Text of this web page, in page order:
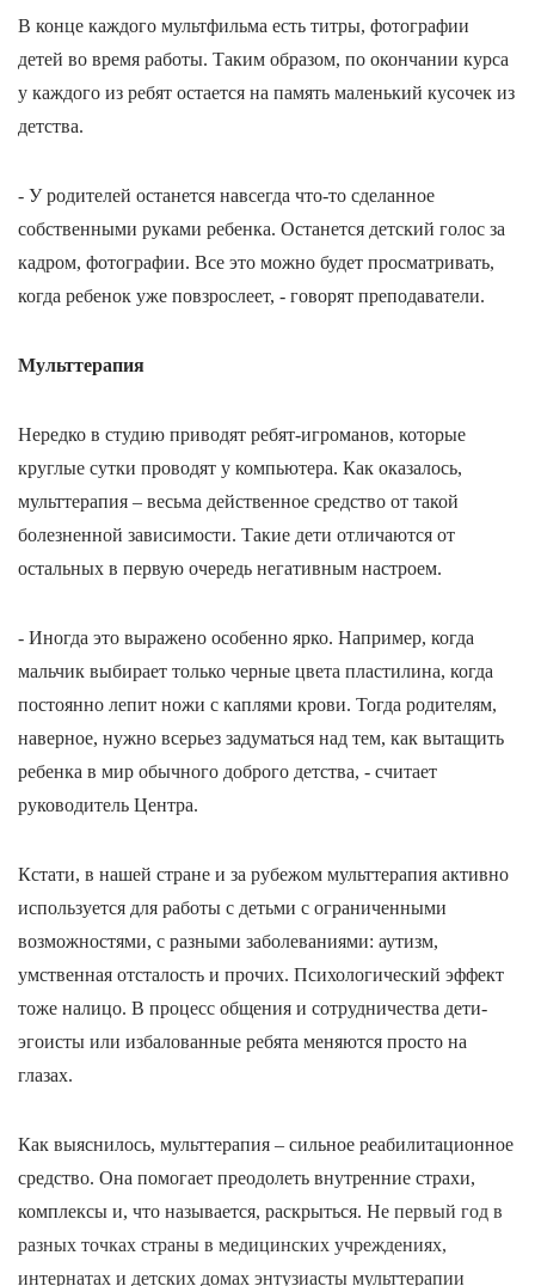
В конце каждого мультфильма есть титры, фотографии
детей во время работы. Таким образом, по окончании курса
у каждого из ребят остается на память маленький кусочек из
детства.
- У родителей останется навсегда что-то сделанное
собственными руками ребенка. Останется детский голос за
кадром, фотографии. Все это можно будет просматривать,
когда ребенок уже повзрослеет, - говорят преподаватели.
Мульттерапия
Нередко в студию приводят ребят-игроманов, которые
круглые сутки проводят у компьютера. Как оказалось,
мульттерапия – весьма действенное средство от такой
болезненной зависимости. Такие дети отличаются от
остальных в первую очередь негативным настроем.
- Иногда это выражено особенно ярко. Например, когда
мальчик выбирает только черные цвета пластилина, когда
постоянно лепит ножи с каплями крови. Тогда родителям,
наверное, нужно всерьез задуматься над тем, как вытащить
ребенка в мир обычного доброго детства, - считает
руководитель Центра.
Кстати, в нашей стране и за рубежом мульттерапия активно
используется для работы с детьми с ограниченными
возможностями, с разными заболеваниями: аутизм,
умственная отсталость и прочих. Психологический эффект
тоже налицо. В процесс общения и сотрудничества дети-
эгоисты или избалованные ребята меняются просто на
глазах.
Как выяснилось, мульттерапия – сильное реабилитационное
средство. Она помогает преодолеть внутренние страхи,
комплексы и, что называется, раскрыться. Не первый год в
разных точках страны в медицинских учреждениях,
интернатах и детских домах энтузиасты мульттерапии